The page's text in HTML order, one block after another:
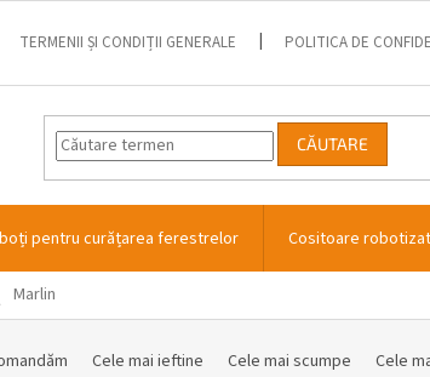
TERMENII ȘI CONDIȚII GENERALE POLITICA DE
CĂUTARE
pentru curățarea ferestrelor Cositoare
Marlin
Cele mai ieftine Cele mai scumpe Cele